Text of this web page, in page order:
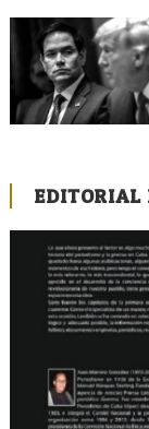
EDITORIAL